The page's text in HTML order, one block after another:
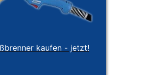
kaufen - jetzt!